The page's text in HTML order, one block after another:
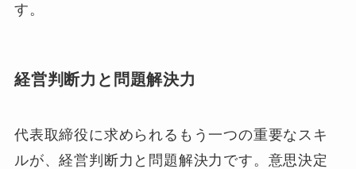
す。
経営判断力と問題解決力
代表取締役に求められるもう一つの重要なスキ
ルが、経営判断力と問題解決力です。意思決定